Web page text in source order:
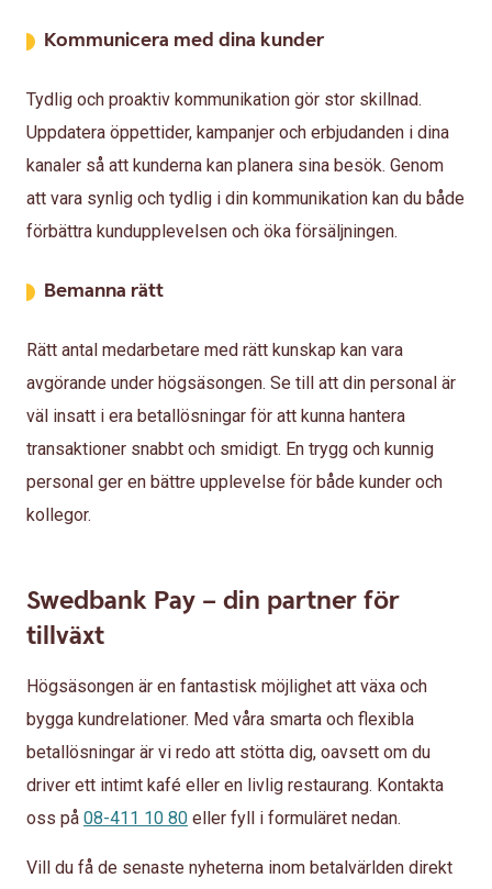
Kommunicera med dina kunder
Tydlig och proaktiv kommunikation gör stor skillnad.
Uppdatera öppettider, kampanjer och erbjudanden i dina
kanaler så att kunderna kan planera sina besök. Genom
att vara synlig och tydlig i din kommunikation kan du både
förbättra kundupplevelsen och öka försäljningen.
Bemanna rätt
Rätt antal medarbetare med rätt kunskap kan vara
avgörande under högsäsongen. Se till att din personal är
väl insatt i era betallösningar för att kunna hantera
transaktioner snabbt och smidigt. En trygg och kunnig
personal ger en bättre upplevelse för både kunder och
kollegor.
Swedbank Pay – din partner för
tillväxt
Högsäsongen är en fantastisk möjlighet att växa och
bygga kundrelationer. Med våra smarta och flexibla
betallösningar är vi redo att stötta dig, oavsett om du
driver ett intimt kafé eller en livlig restaurang. Kontakta
oss på 08-411 10 80 eller fyll i formuläret nedan.
Vill du få de senaste nyheterna inom betalvärlden direkt